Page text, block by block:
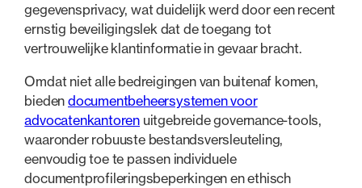
gegevensprivacy, wat duidelijk werd door een recent
ernstig beveiligingslek dat de toegang tot
vertrouwelijke klantinformatie in gevaar bracht.
Omdat niet alle bedreigingen van buitenaf komen,
bieden documentbeheersystemen voor
advocatenkantoren uitgebreide governance-tools,
waaronder robuuste bestandsversleuteling,
eenvoudig toe te passen individuele
documentprofileringsbeperkingen en ethisch